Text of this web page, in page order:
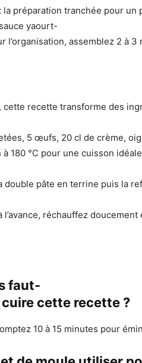
la préparation tranchée pour un
yaourt-
l’organisation, assemblez 2 à
, cette recette transforme des
5 œufs, 20 cl de crème,
180 °C pour une cuisson
double pâte en terrine puis la
l’avance, réchauffez
faut-
cette recette ?
10 à 15 minutes pour